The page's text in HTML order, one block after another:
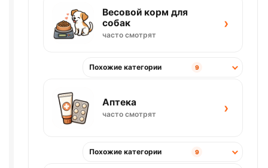
Весовой корм для
собак
часто смотрят
›
Похожие категории 9
Аптека
часто смотрят ›
Похожие категории 9